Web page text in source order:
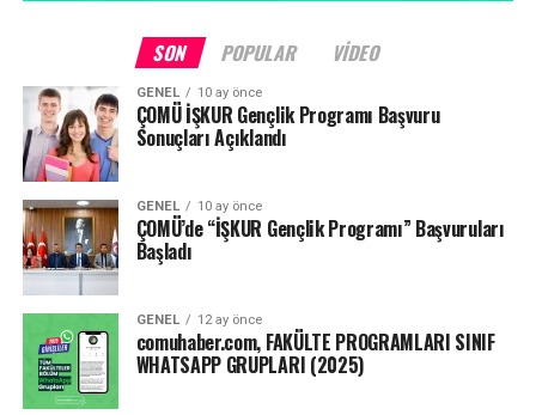
seçmeli çevrimiçi sınavlar, ödevler, çevrimiçi kısa sınavlar,
projeler, Öğrenme Yönetim Sistemi (ÖYS) etkinlikleri, ÖYS
kullanım analitikleri ve benzeri uygulamaların
kullanılabilmesine,
Yarıyıl sonu, tek ders, tez izleme, yeterlilik sınavı gibi
sınavların ise ne zaman ve nasıl yapılacağının
yükseköğretim kurumlarının yetkili kurulları tarafından
belirlenmesine karar verilmiştir.”
Kaynak: ensonhaber.com
Facebook
Mastodon
EmailShare
SON POPULAR VIDEO
GENEL 10 ay önce
ÇOMÜ İŞKUR Gençlik Programı Başvuru
Sonuçları Açıklandı
GENEL 10 ay önce
ÇOMÜ’de “İŞKUR Gençlik Programı” Başvuruları
Başladı
GENEL 12 ay önce
comuhaber.com, FAKÜLTE PROGRAMLARI SINIF
WHATSAPP GRUPLARI (2025)